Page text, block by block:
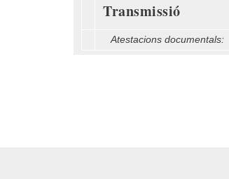
Transmissió
Atestacions documentals: